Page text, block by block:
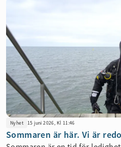
Nyhet 15 juni 2026, Kl 11:46
Sommaren är här. Vi är